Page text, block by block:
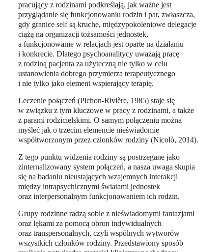
pracujący z rodzinami podkreślają, jak ważne jest
przyglądanie się funkcjonowaniu rodzin i par, zwłaszcza,
gdy granice self są kruche, międzypokoleniowe delegacje
ciążą na organizacji tożsamości jednostek,
a funkcjonowanie w relacjach jest oparte na działaniu
i konkrecie. Dlatego psychoanalitycy uważają pracę
z rodziną pacjenta za użyteczną nie tylko w celu
ustanowienia dobrego przymierza terapeutycznego
i nie tylko jako element wspierający terapię.
Leczenie połączeń (Pichon-Rivière, 1985) staje się
w związku z tym kluczowe w pracy z rodzinami, a także
z parami rodzicielskimi. O samym połączeniu można
myśleć jak o trzecim elemencie nieświadomie
współtworzonym przez członków rodziny (Nicolò, 2014).
Z tego punktu widzenia rodziny są postrzegane jako
zinternalizowany system połączeń, a nasza uwaga skupia
się na badaniu nieustających wzajemnych interakcji
między intrapsychicznymi światami jednostek
oraz interpersonalnym funkcjonowaniem ich rodzin.
Grupy rodzinne radzą sobie z nieświadomymi fantazjami
oraz lękami za pomocą obron indywidualnych
oraz transpersonalnych, czyli wspólnych wytworów
wszystkich członków rodziny. Przedstawiony sposób